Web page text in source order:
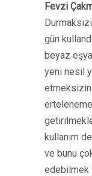
Fevzi
gün
beyaz
yeni nesil
etmeksizin
kullanım
ve bunu
edebilmek